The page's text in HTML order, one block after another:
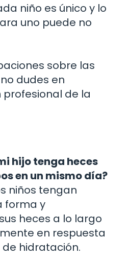
niño es único y lo
uno puede no
sobre las
dudes en
de la
hijo tenga heces
en un mismo día?
niños tengan
forma y
heces a lo largo
en respuesta
de hidratación.